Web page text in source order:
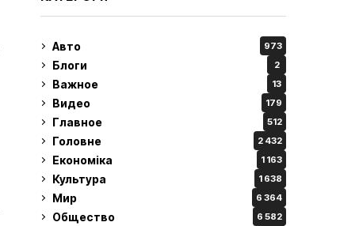
Авто 973
Блоги 2
Важное 13
Видео 179
Главное 512
Головне 2 432
Економіка 1 163
Культура 1 638
Мир 6 364
Общество 6 582